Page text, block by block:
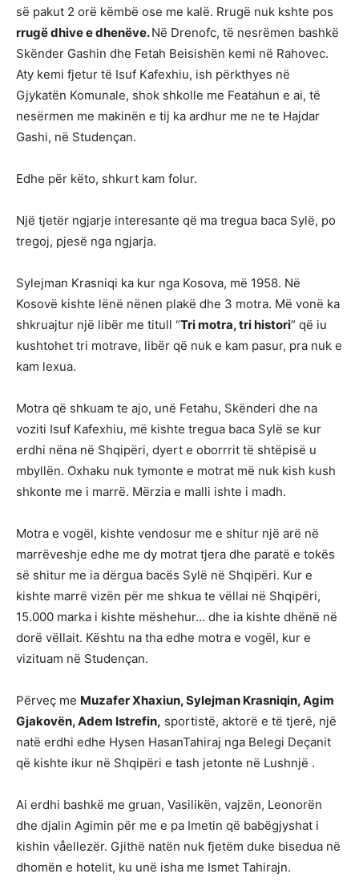
së pakut 2 orë këmbë ose me kalë. Rrugë nuk kshte pos
rrugë dhive e dhenëve.Në Drenofc, të nesrëmen bashkë
Skënder Gashin dhe Fetah Beisishën kemi në Rahovec.
Aty kemi fjetur të Isuf Kafexhiu, ish përkthyes në
Gjykatën Komunale, shok shkolle me Featahun e ai, të
nesërmen me makinën e tij ka ardhur me ne te Hajdar
Gashi, në Studençan.
Edhe për këto, shkurt kam folur.
Një tjetër ngjarje interesante që ma tregua baca Sylë, po
tregoj, pjesë nga ngjarja.
Sylejman Krasniqi ka kur nga Kosova, më 1958. Në
Kosovë kishte lënë nënen plakë dhe 3 motra. Më vonë ka
shkruajtur një libër me titull “Tri motra, tri histori” që iu
kushtohet tri motrave, libër që nuk e kam pasur, pra nuk e
kam lexua.
Motra që shkuam te ajo, unë Fetahu, Skënderi dhe na
voziti Isuf Kafexhiu, më kishte tregua baca Sylë se kur
erdhi nëna në Shqipëri, dyert e oborrrit të shtëpisë u
mbyllën. Oxhaku nuk tymonte e motrat më nuk kish kush
shkonte me i marrë. Mërzia e malli ishte i madh.
Motra e vogël, kishte vendosur me e shitur një arë në
marrëveshje edhe me dy motrat tjera dhe paratë e tokës
së shitur me ia dërgua bacës Sylë në Shqipëri. Kur e
kishte marrë vizën për me shkua te vëllai në Shqipëri,
15.000 marka i kishte mëshehur… dhe ia kishte dhënë në
dorë vëllait. Kështu na tha edhe motra e vogël, kur e
vizituam në Studençan.
Përveç me Muzafer Xhaxiun, Sylejman Krasniqin, Agim
Gjakovën, Adem Istrefin, sportistë, aktorë e të tjerë, një
natë erdhi edhe Hysen HasanTahiraj nga Belegi Deçanit
që kishte ikur në Shqipëri e tash jetonte në Lushnjë .
Ai erdhi bashkë me gruan, Vasilikën, vajzën, Leonorën
dhe djalin Agimin për me e pa Imetin që babëgjyshat i
kishin våellezër. Gjithë natën nuk fjetëm duke bisedua në
dhomën e hotelit, ku unë isha me Ismet Tahirajn.